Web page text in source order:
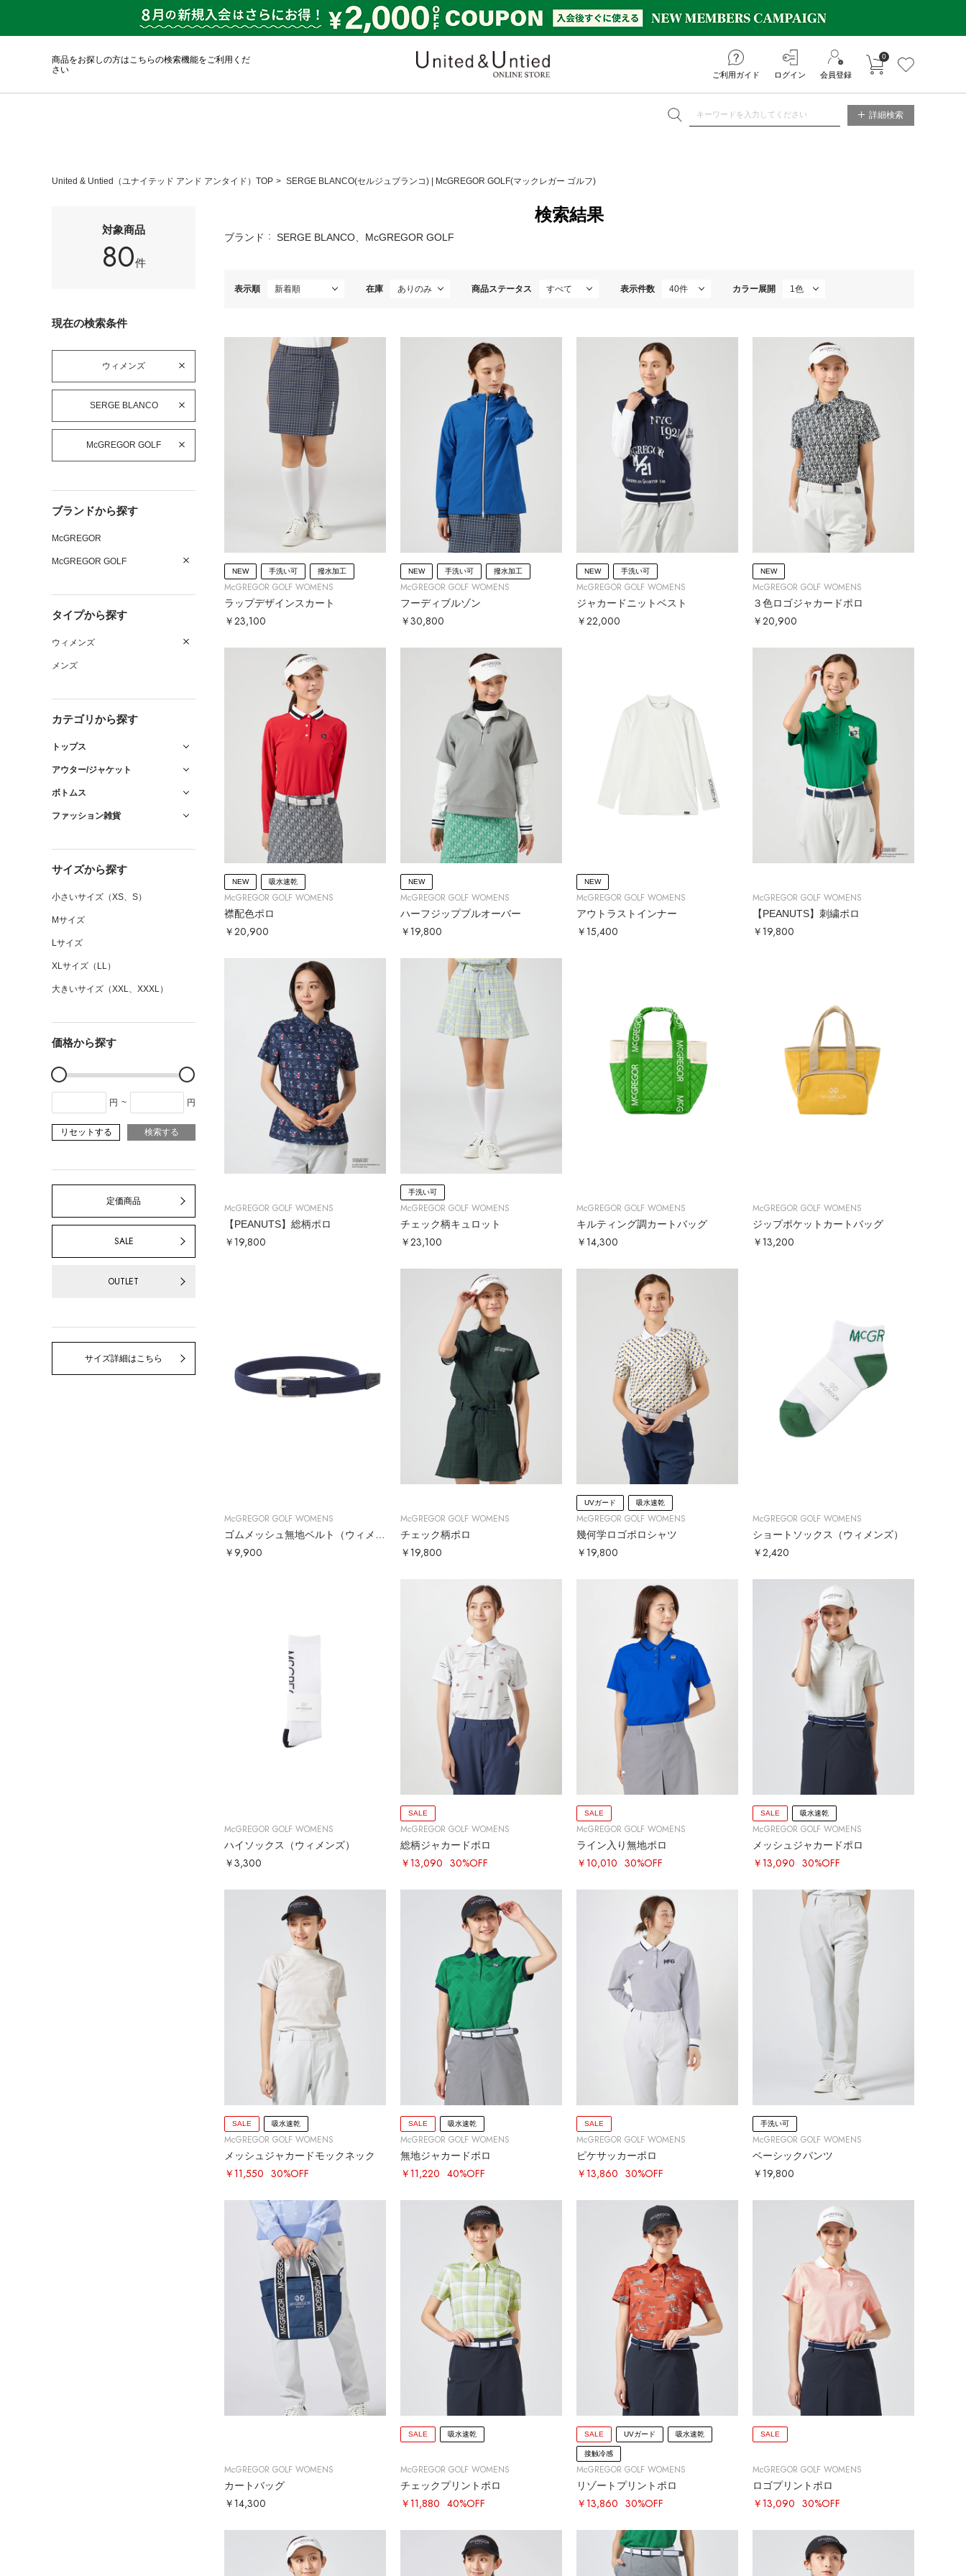
商品をお探しの方はこちらの検索機能をご利用くだ
さい
ご利用ガイド ログイン 会員登録
カートに入れる
0
詳細検索
United & Untied（ユナイテッド アンド アンタイド）TOP SERGE BLANCO(セルジュブランコ) McGREGOR GOLF(マックレガー ゴルフ)
対象商品
80件
現在の検索条件
ウィメンズ
SERGE BLANCO
McGREGOR GOLF
ブランドから探す
McGREGOR
McGREGOR GOLF
タイプから探す
ウィメンズ
メンズ
カテゴリから探す
トップス
アウター/ジャケット
ボトムス
ファッション雑貨
サイズから探す
小さいサイズ（XS、S）
Mサイズ
Lサイズ
XLサイズ（LL）
大きいサイズ（XXL、XXXL）
価格から探す
円 ~ 円
リセットする 検索する
定価商品
SALE
OUTLET
サイズ詳細はこちら
検索結果
ブランド SERGE BLANCO、McGREGOR GOLF
表示順 在庫 商品ステータス 表示件数 カラー展開
NEW 手洗い可 撥水加工
McGREGOR GOLF WOMENS
ラップデザインスカート
￥23,100
NEW 手洗い可 撥水加工
McGREGOR GOLF WOMENS
フーディブルゾン
￥30,800
NEW 手洗い可
McGREGOR GOLF WOMENS
ジャカードニットベスト
￥22,000
NEW
McGREGOR GOLF WOMENS
３色ロゴジャカードポロ
￥20,900
NEW 吸水速乾
McGREGOR GOLF WOMENS
襟配色ポロ
￥20,900
NEW
McGREGOR GOLF WOMENS
ハーフジッププルオーバー
￥19,800
NEW
McGREGOR GOLF WOMENS
アウトラストインナー
￥15,400
McGREGOR GOLF WOMENS
【PEANUTS】刺繍ポロ
￥19,800
McGREGOR GOLF WOMENS
【PEANUTS】総柄ポロ
￥19,800
手洗い可
McGREGOR GOLF WOMENS
チェック柄キュロット
￥23,100
McGREGOR GOLF WOMENS
キルティング調カートバッグ
￥14,300
McGREGOR GOLF WOMENS
ジップポケットカートバッグ
￥13,200
McGREGOR GOLF WOMENS
￥9,900
McGREGOR GOLF WOMENS
チェック柄ポロ
￥19,800
UVガード 吸水速乾
McGREGOR GOLF WOMENS
幾何学ロゴポロシャツ
￥19,800
McGREGOR GOLF WOMENS
ショートソックス（ウィメンズ）
￥2,420
McGREGOR GOLF WOMENS
ハイソックス（ウィメンズ）
￥3,300
SALE
McGREGOR GOLF WOMENS
総柄ジャカードポロ
￥13,090 30%OFF
SALE
McGREGOR GOLF WOMENS
ライン入り無地ポロ
￥10,010 30%OFF
SALE 吸水速乾
McGREGOR GOLF WOMENS
メッシュジャカードポロ
￥13,090 30%OFF
SALE 吸水速乾
McGREGOR GOLF WOMENS
メッシュジャカードモックネック
￥11,550 30%OFF
SALE 吸水速乾
McGREGOR GOLF WOMENS
無地ジャカードポロ
￥11,220 40%OFF
SALE
McGREGOR GOLF WOMENS
ピケサッカーポロ
￥13,860 30%OFF
手洗い可
McGREGOR GOLF WOMENS
ベーシックパンツ
￥19,800
McGREGOR GOLF WOMENS
カートバッグ
￥14,300
SALE 吸水速乾
McGREGOR GOLF WOMENS
チェックプリントポロ
￥11,880 40%OFF
SALE UVガード 吸水速乾
接触冷感
McGREGOR GOLF WOMENS
リゾートプリントポロ
￥13,860 30%OFF
SALE
McGREGOR GOLF WOMENS
ロゴプリントポロ
￥13,090 30%OFF